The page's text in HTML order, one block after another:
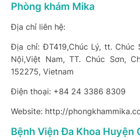
Phòng khám Mika
Địa chỉ liên hệ:
Địa chỉ: ĐT419,Chúc Lý, tt. Chúc
Nội,Việt Nam, TT. Chúc Sơn,
152275, Vietnam
Điện thoại: +84 24 3386 8309
Website: http://
Bệnh Viện Đa Khoa Huyện